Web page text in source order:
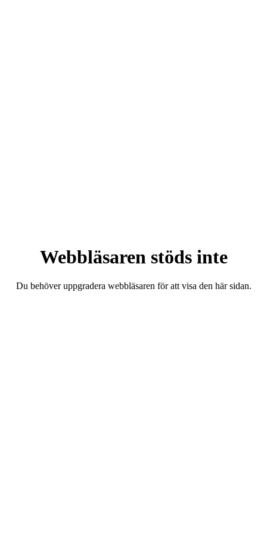
Webbläsaren stöds inte
Du behöver uppgradera webbläsaren för att visa den här sidan.